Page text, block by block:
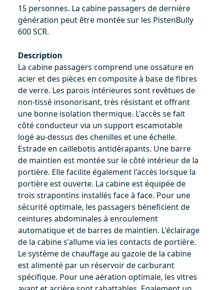
15 personnes. La cabine passagers de dernière
génération peut être montée sur les PistenBully
600 SCR.
Description
La cabine passagers comprend une ossature en
acier et des pièces en composite à base de fibres
de verre. Les parois intérieures sont revêtues de
non-tissé insonorisant, très résistant et offrant
une bonne isolation thermique. L'accès se fait
côté conducteur via un support escamotable
logé au-dessus des chenilles et une échelle.
Estrade en caillebotis antidérapants. Une barre
de maintien est montée sur le côté intérieur de la
portière. Elle facilite également l'accès lorsque la
portière est ouverte. La cabine est équipée de
trois strapontins installés face à face. Pour une
sécurité optimale, les passagers béneficient de
ceintures abdominales à enroulement
automatique et de barres de maintien. L'éclairage
de la cabine s'allume via les contacts de portière.
Le système de chauffage au gazole de la cabine
est alimenté par un réservoir de carburant
spécifique. Pour une aération optimale, les vitres